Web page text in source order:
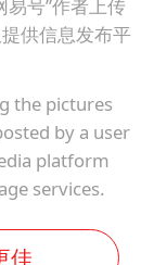
易号”作者上传
供信息发布平
the pictures
by a user
platform
services.
佳